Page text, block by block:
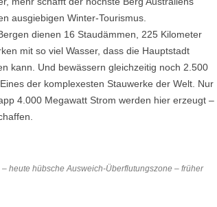
ausgiebigen Winter-Tourismus.
dienen 16 Staudämmen, 225 Kilometer
mit so viel Wasser, dass die Hauptstadt
kann. Und bewässern gleichzeitig noch 2.500
der komplexesten Stauwerke der Welt. Nur
4.000 Megawatt Strom werden hier erzeugt –
heute hübsche Ausweich-Überflutungszone – früher